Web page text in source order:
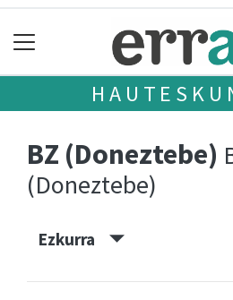
BZ (Doneztebe)
(Doneztebe)
Ezkurra